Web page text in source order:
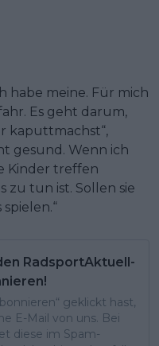
habe meine. Für mich
Es geht darum,
kaputtmachst“,
gesund. Wenn ich
Kinder treffen
zu tun ist. Sollen sie
RadsportAktuell-
geklickt hast,
E-Mail von uns. Bei
diese im Spam-